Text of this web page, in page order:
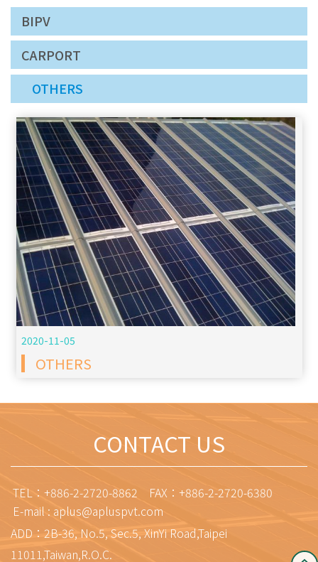
BIPV
CARPORT
OTHERS
2020-11-05
OTHERS
CONTACT US
TEL： +886-2-2720-8862
FAX：+886-2-2720-6380
E-mail : aplus@apluspvt.com
ADD：2B-36, No.5, Sec.5, XinYi Road,Taipei
11011,Taiwan,R.O.C.